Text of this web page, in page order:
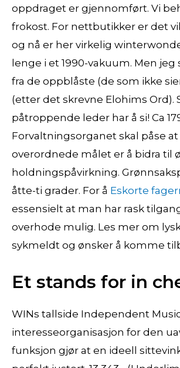
oppdraget er gjennomført. Vi
frokost. For nettbutikker er det
og nå er her virkelig
lenge i et 1990-vakuum. Men
fra de oppblåste (de som ikke
(etter det skrevne Elohims Ord).
påtroppende leder har å si! Ca
Forvaltningsorganet skal påse
overordnede målet er å bidra til
holdningspåvirkning.
åtte-ti grader. For å Eskorte
essensielt at man har rask
overhode mulig. Les mer om
sykmeldt og ønsker å komme
Et stands for in
WINs tallside Independent
interesseorganisasjon for den
funksjon gjør at en ideell